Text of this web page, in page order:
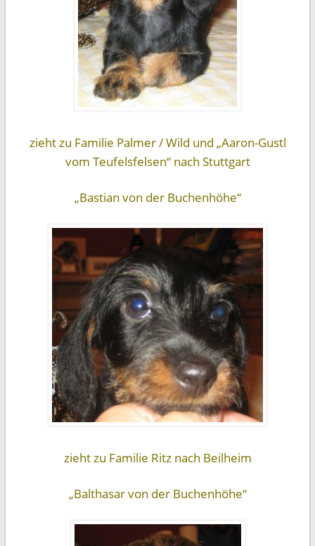
zieht zu Familie Palmer / Wild und „Aaron-Gustl
vom Teufelsfelsen“ nach Stuttgart
„Bastian von der Buchenhöhe“
zieht zu Familie Ritz nach Beilheim
„Balthasar von der Buchenhöhe“